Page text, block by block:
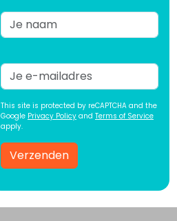
This site is protected by reCAPTCHA and the
Google Privacy Policy and Terms of Service
apply.
Verzenden